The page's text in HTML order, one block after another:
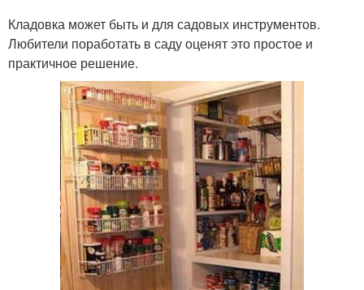
Кладовка может быть и для садовых инструментов.
Любители поработать в саду оценят это простое и
практичное решение.